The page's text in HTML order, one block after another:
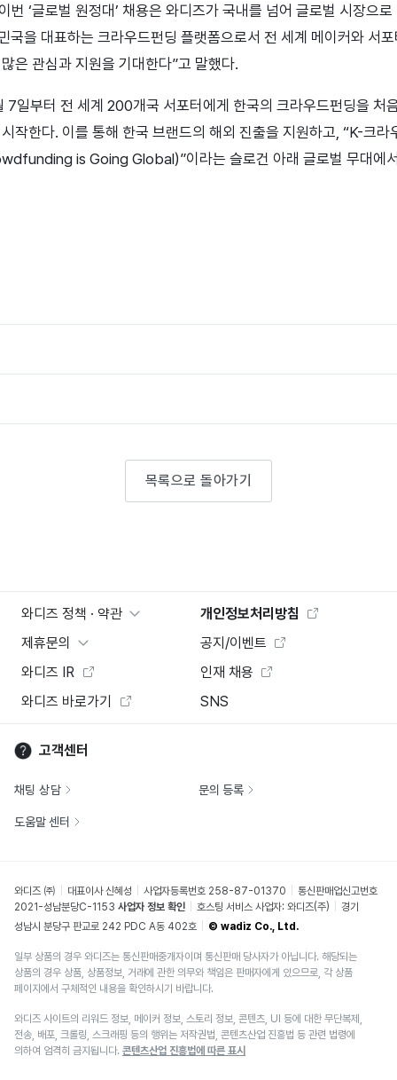
‘글로벌 원정대’ 채용은 와디즈가 국내를 넘어 글로벌 시장으
국을 대표하는 크라우드펀딩 플랫폼으로서 전 세계 메이커와 서
은 관심과 지원을 기대한다”고 말했다.
일부터 전 세계 200개국 서포터에게 한국의 크라우드펀딩을 처
작한다. 이를 통해 한국 브랜드의 해외 진출을 지원하고, “K-크라
is Going Global)”이라는 슬로건 아래 글로벌 무대에
목록으로 돌아가기
와디즈 정책 · 약관
개인정보처리방침
제휴문의
공지/이벤트
와디즈 IR
인재 채용
와디즈 바로가기
SNS
고객센터
채팅 상담 문의 등록
도움말 센터
와디즈 ㈜ 대표이사 신혜성 사업자등록번호 258-87-01370
통신판매업신고번호
2021-성남분당C-1153 사업자 정보 확인 호스팅 서비스 사업자: 와디즈(주)
경기
성남시 분당구 판교로 242 PDC A동 402호
© wadiz Co., Ltd.
일부 상품의 경우 와디즈는 통신판매중개자이며 통신판매 당사자가 아닙니다. 해당되는
상품의 경우 상품, 상품정보, 거래에 관한 의무와 책임은 판매자에게 있으므로, 각 상품
페이지에서 구체적인 내용을 확인하시기 바랍니다.
와디즈 사이트의 리워드 정보, 메이커 정보, 스토리 정보, 콘텐츠, UI 등에 대한 무단복제,
전송, 배포, 크롤링, 스크래핑 등의 행위는 저작권법, 콘텐츠산업 진흥법 등 관련 법령에
의하여 엄격히 금지됩니다. 콘텐츠산업 진흥법에 따른 표시